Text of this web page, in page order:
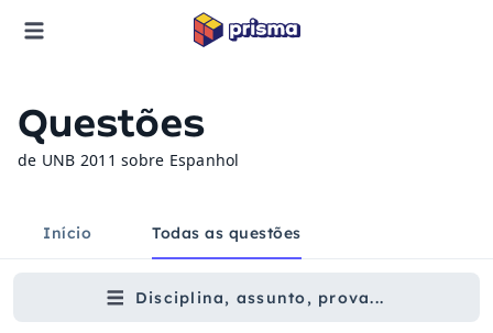
Questões
de UNB 2011 sobre Espanhol
Início Todas as questões
Disciplina, assunto, prova...